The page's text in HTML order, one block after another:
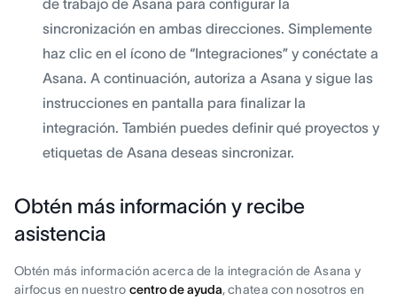
de trabajo de Asana para configurar la
sincronización en ambas direcciones. Simplemente
haz clic en el ícono de “Integraciones” y conéctate a
Asana. A continuación, autoriza a Asana y sigue las
instrucciones en pantalla para finalizar la
integración. También puedes definir qué proyectos y
etiquetas de Asana deseas sincronizar.
Obtén más información y recibe
asistencia
Obtén más información acerca de la integración de Asana y
airfocus en nuestro centro de ayuda, chatea con nosotros en